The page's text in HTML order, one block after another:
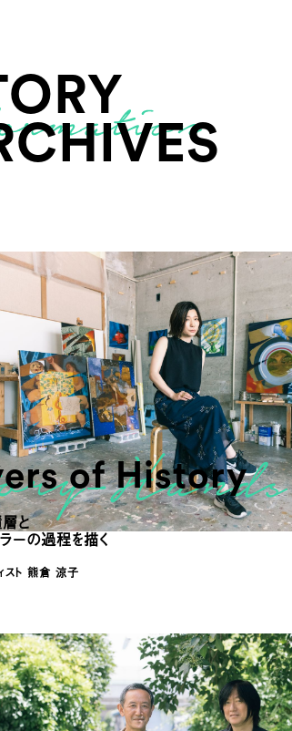
of History
と
ーの過程を描く
スト 熊倉 涼子